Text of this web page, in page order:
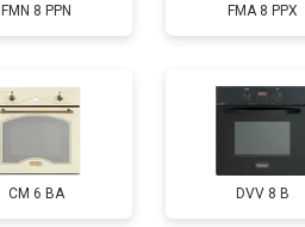
FMN 8 PPN FMA 8 PPX
CM 6 BA DVV 8 B